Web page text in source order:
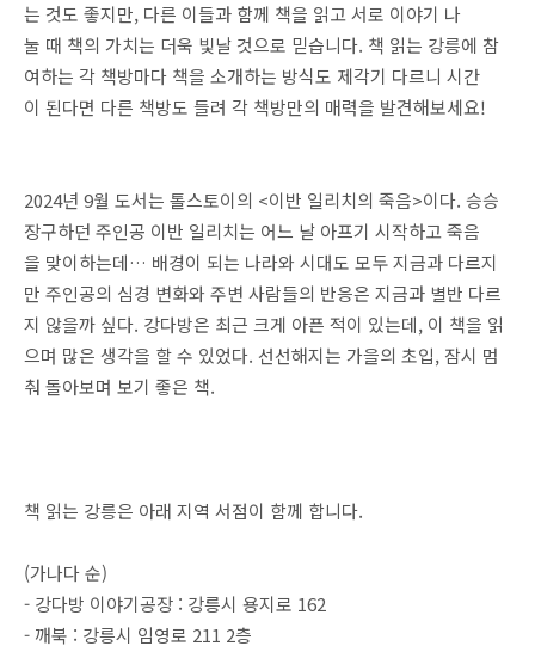
는 것도 좋지만, 다른 이들과 함께 책을 읽고 서로 이야기 나
눌 때 책의 가치는 더욱 빛날 것으로 믿습니다. 책 읽는 강릉에 참
여하는 각 책방마다 책을 소개하는 방식도 제각기 다르니 시간
이 된다면 다른 책방도 들려 각 책방만의 매력을 발견해보세요!
2024년 9월 도서는 톨스토이의 <이반 일리치의 죽음>이다. 승승
장구하던 주인공 이반 일리치는 어느 날 아프기 시작하고 죽음
을 맞이하는데… 배경이 되는 나라와 시대도 모두 지금과 다르지
만 주인공의 심경 변화와 주변 사람들의 반응은 지금과 별반 다르
지 않을까 싶다. 강다방은 최근 크게 아픈 적이 있는데, 이 책을 읽
으며 많은 생각을 할 수 있었다. 선선해지는 가을의 초입, 잠시 멈
춰 돌아보며 보기 좋은 책.
책 읽는 강릉은 아래 지역 서점이 함께 합니다.
(가나다 순)
- 강다방 이야기공장 : 강릉시 용지로 162
- 깨북 : 강릉시 임영로 211 2층